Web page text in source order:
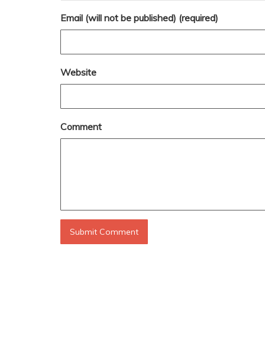
Email (will not be published) (required)
Website
Comment